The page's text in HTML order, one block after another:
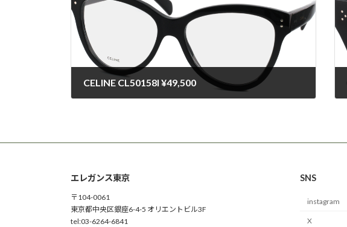
CELINE CL50158I ¥49,500
エレガンス東京
〒104-0061
東京都中央区銀座6-4-5 オリエントビル3F
tel:03-6264-6841
SNS
instagram
X